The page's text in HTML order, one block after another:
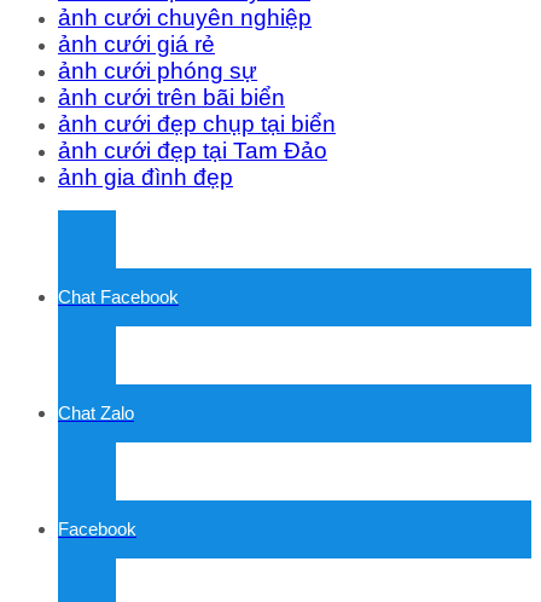
ảnh cưới chuyên nghiệp
ảnh cưới giá rẻ
ảnh cưới phóng sự
ảnh cưới trên bãi biển
ảnh cưới đẹp chụp tại biển
ảnh cưới đẹp tại Tam Đảo
ảnh gia đình đẹp
Chat Facebook
Chat Zalo
Facebook